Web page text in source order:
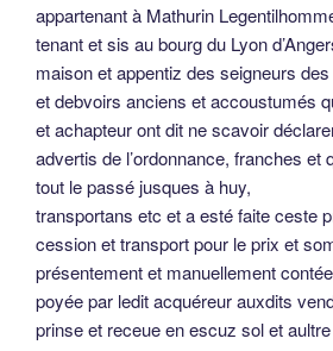
appartenant à Mathurin
tenant et sis au bourg du Lyon
maison et appentiz des seigneurs
et debvoirs anciens et accoustumés
et achapteur ont dit ne scavoir
advertis de l’ordonnance, franches et
tout le passé jusques à huy,
transportans etc et a esté faite ceste
cession et transport pour le prix et
présentement et manuellement
poyée par ledit acquéreur auxdits
prinse et receue en escuz sol et